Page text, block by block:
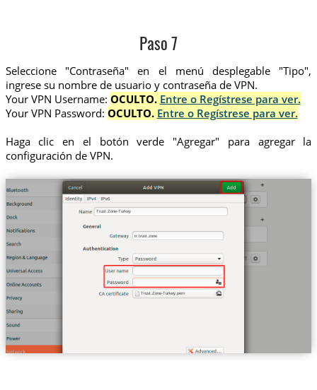
Paso 7
Seleccione "Contraseña" en el menú desplegable "Tipo",
ingrese su nombre de usuario y contraseña de VPN.
Your VPN Username: OCULTO. Entre o Regístrese para ver.
Your VPN Password: OCULTO. Entre o Regístrese para ver.
Haga clic en el botón verde "Agregar" para agregar la
configuración de VPN.
Trust.Zone-Turkey
tr.trust.zone
Trust.Zone-Turkey.pem